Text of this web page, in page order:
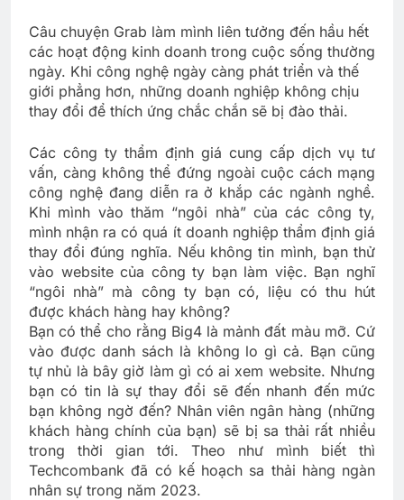
Câu chuyện Grab làm mình liên tưởng đến hầu hết
các hoạt động kinh doanh trong cuộc sống thường
ngày. Khi công nghệ ngày càng phát triển và thế
giới phẳng hơn, những doanh nghiệp không chịu
thay đổi để thích ứng chắc chắn sẽ bị đào thải.
Các công ty thẩm định giá cung cấp dịch vụ tư
vấn, càng không thể đứng ngoài cuộc cách mạng
công nghệ đang diễn ra ở khắp các ngành nghề.
Khi mình vào thăm “ngôi nhà” của các công ty,
mình nhận ra có quá ít doanh nghiệp thẩm định giá
thay đổi đúng nghĩa. Nếu không tin mình, bạn thử
vào website của công ty bạn làm việc. Bạn nghĩ
“ngôi nhà” mà công ty bạn có, liệu có thu hút
được khách hàng hay không?
Bạn có thể cho rằng Big4 là mảnh đất màu mỡ. Cứ
vào được danh sách là không lo gì cả. Bạn cũng
tự nhủ là bây giờ làm gì có ai xem website. Nhưng
bạn có tin là sự thay đổi sẽ đến nhanh đến mức
bạn không ngờ đến? Nhân viên ngân hàng (những
khách hàng chính của bạn) sẽ bị sa thải rất nhiều
trong thời gian tới. Theo như mình biết thì
Techcombank đã có kế hoạch sa thải hàng ngàn
nhân sự trong năm 2023.